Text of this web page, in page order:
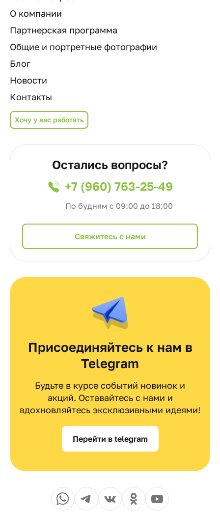
О компании
Партнерская программа
Общие и портретные фотографии
Блог
Новости
Контакты
Хочу у вас работать
Остались вопросы?
+7 (960) 763-25-49
По будням с 09:00 до 18:00
Cвяжитесь с нами
Присоединяйтесь к нам в
Telegram
Будьте в курсе событий новинок и
акций. Оставайтесь с нами и
вдохновляйтесь эксклюзивными идеями!
Перейти в telegram